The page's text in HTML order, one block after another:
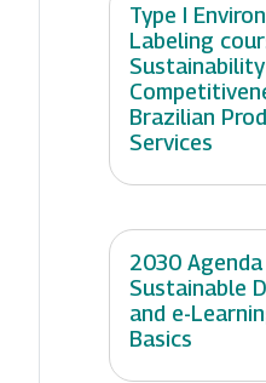
Type I
Labeling
Brazilian
Services
2030
Sustainable
and e-
Basics